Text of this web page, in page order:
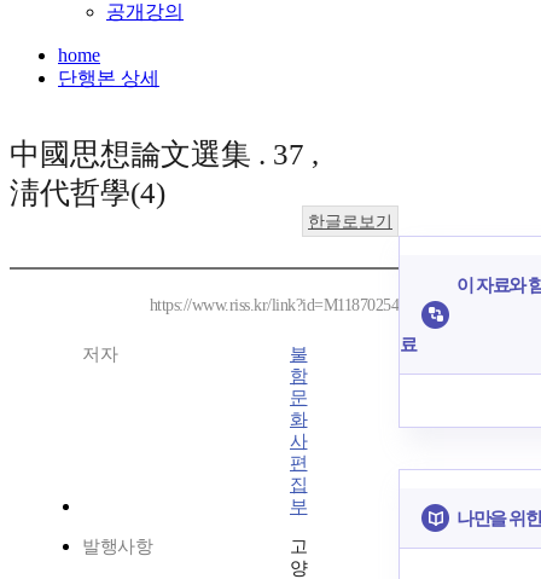
공개강의
home
단행본 상세
中國思想論文選集 . 37 ,
淸代哲學(4)
한글로보기
https://www.riss.kr/link?id=M11870254
저자
불
함
문
화
사
편
집
부
발행사항
고
양
이 자료와
료
나만을 위